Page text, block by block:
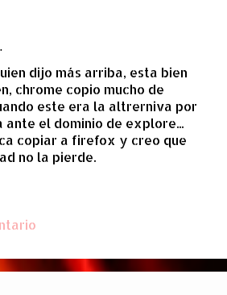
dijo más arriba, esta bien
chrome copio mucho de
este era la altrerniva por
ante el dominio de explore...
copiar a firefox y creo que
no la pierde.